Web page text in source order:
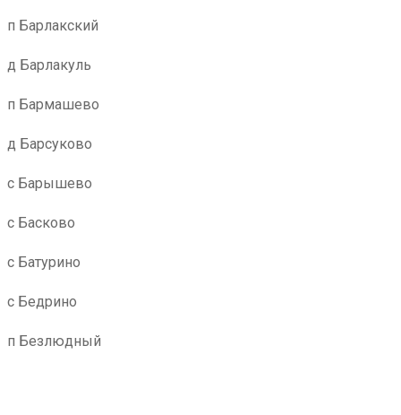
п Барлакский
д Барлакуль
п Бармашево
д Барсуково
с Барышево
с Басково
с Батурино
с Бедрино
п Безлюдный